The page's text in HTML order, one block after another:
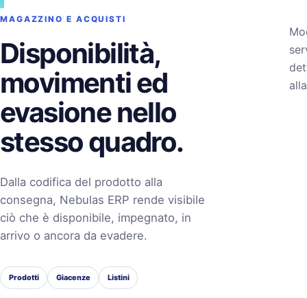
MAGAZZINO E ACQUISTI
Disponibilità,
movimenti ed
evasione nello
stesso quadro.
Dalla codifica del prodotto alla
consegna, Nebulas ERP rende visibile
ciò che è disponibile, impegnato, in
arrivo o ancora da evadere.
Prodotti Giacenze Listini